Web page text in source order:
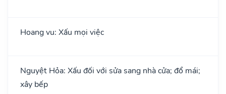
Hoang vu: Xấu mọi việc
Nguyệt Hỏa: Xấu đối với sửa sang nhà cửa; đổ mái;
xây bếp